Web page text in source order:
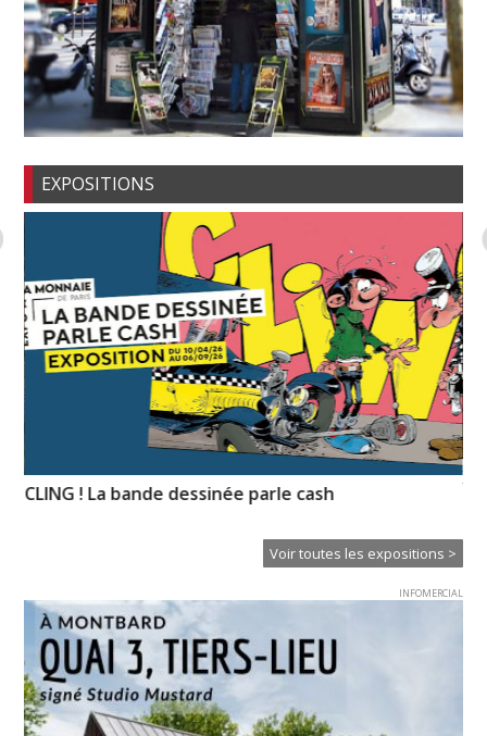
EXPOSITIONS
CLING ! La bande dessinée parle cash
Voir toutes les expositions >
INFOMERCIAL